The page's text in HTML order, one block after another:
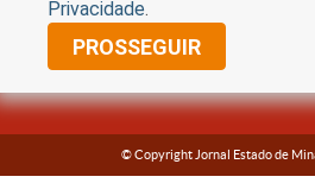
© Copyright Jornal Estado de
Privacidade.
PROSSEGUIR